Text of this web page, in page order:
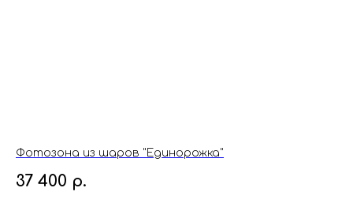
Фотозона из шаров "Единорожка"
37 400 р.